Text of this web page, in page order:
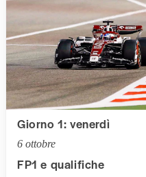
Giorno 1: venerdì
6 ottobre
FP1 e qualifiche